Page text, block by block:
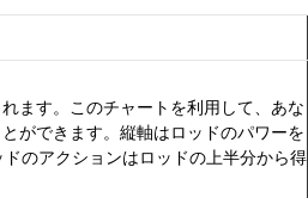
ます。このチャートを利用して、あな
ができます。縦軸はロッドのパワーを
のアクションはロッドの上半分から得